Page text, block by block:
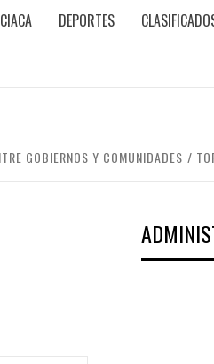
DEPORTES
GOBIERNOS Y COMUNIDADES